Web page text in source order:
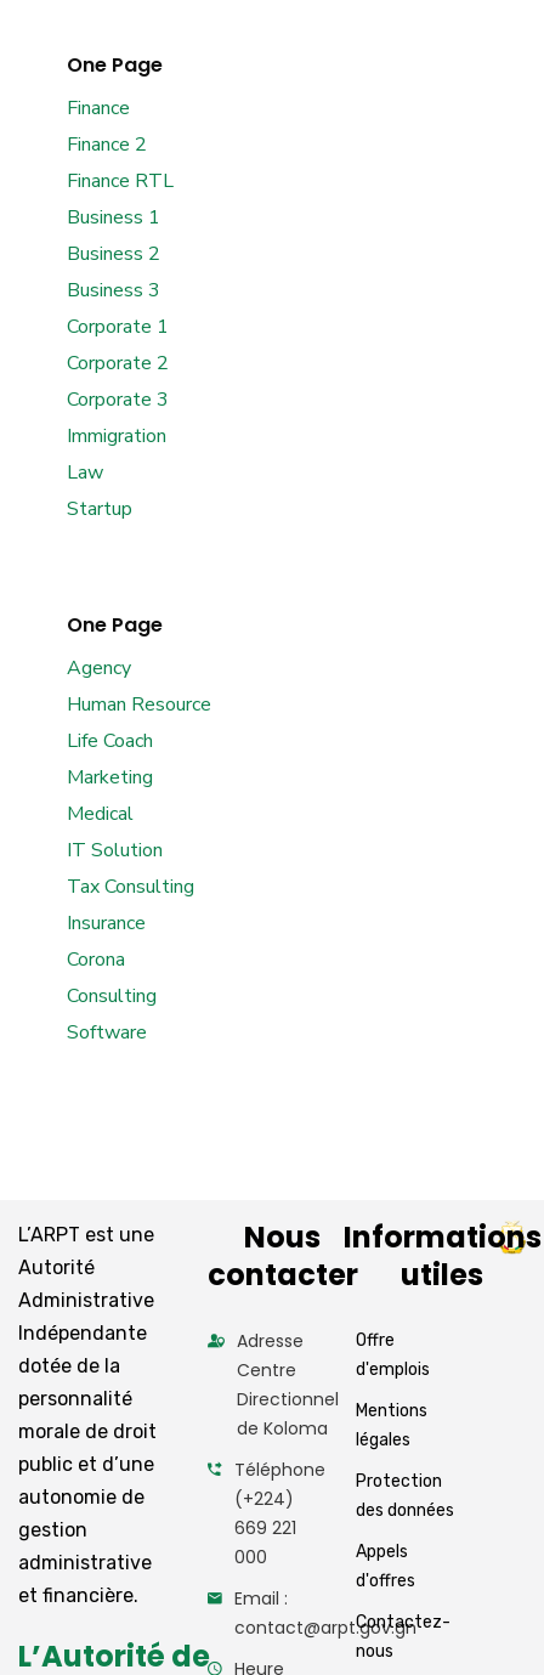
One Page
Finance
Finance 2
Finance RTL
Business 1
Business 2
Business 3
Corporate 1
Corporate 2
Corporate 3
Immigration
Law
Startup
One Page
Agency
Human Resource
Life Coach
Marketing
Medical
IT Solution
Tax Consulting
Insurance
Corona
Consulting
Software
L’ARPT est une
Autorité
Administrative
Indépendante
dotée de la
personnalité
morale de droit
public et d’une
autonomie de
gestion
administrative
et financière.
L’Autorité de
Nous
contacter
Adresse
Centre
Directionnel
de Koloma
Téléphone
(+224)
669 221
000
Email :
contact@arpt.gov.gn
Heure
Informations
utiles
Offre
d'emplois
Mentions
légales
Protection
des données
Appels
d'offres
Contactez-
nous